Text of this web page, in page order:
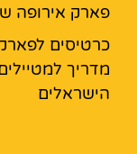
פארק אירופה
כרטיסים
מדריך
הישראלים